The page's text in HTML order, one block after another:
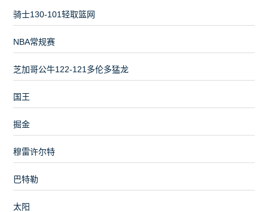
骑士130-101轻取篮网
NBA常规赛
芝加哥公牛122-121多伦多猛龙
国王
掘金
穆雷许尔特
巴特勒
太阳